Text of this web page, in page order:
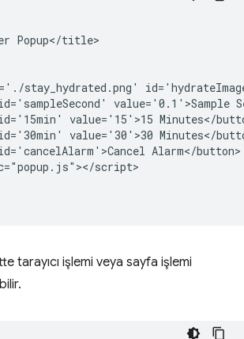
Popup</title>
stay_hydrated.png'
value='0.1'>Sample
value='15'>15 Minutes</
value='30'>30 Minutes</
Alarm</button>
script>
tarayıcı işlemi veya sayfa işlemi